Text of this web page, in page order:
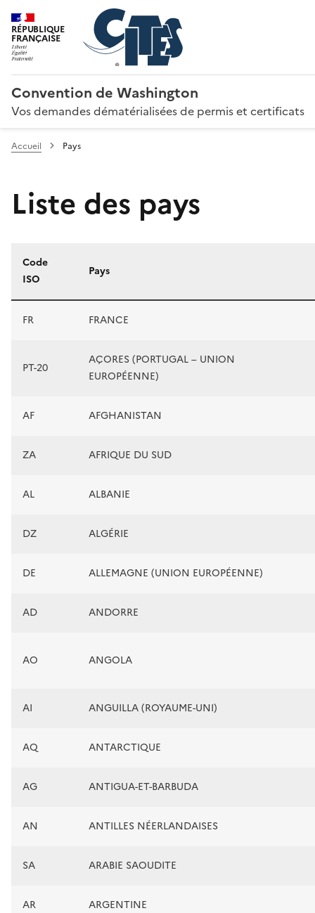
RÉPUBLIQUE
FRANÇAISE
Convention de Washington
Vos demandes dématérialisées de permis et certificats
Accueil Pays
Liste des pays
Liste des pays
Code
ISO
Pays
FR FRANCE
PT-20
AÇORES (PORTUGAL – UNION
EUROPÉENNE)
AF AFGHANISTAN
ZA AFRIQUE DU SUD
AL ALBANIE
DZ ALGÉRIE
DE ALLEMAGNE (UNION EUROPÉENNE)
AD ANDORRE
AO ANGOLA
AI ANGUILLA (ROYAUME-UNI)
AQ ANTARCTIQUE
AG ANTIGUA-ET-BARBUDA
AN ANTILLES NÉERLANDAISES
SA ARABIE SAOUDITE
AR ARGENTINE